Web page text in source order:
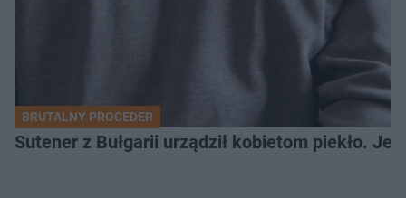
BRUTALNY PROCEDER
Sutener z Bułgarii urządził kobietom piekło.